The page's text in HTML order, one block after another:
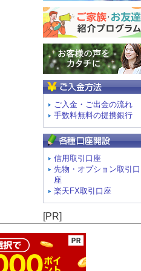
ご入金・ご出金の流れ
手数料無料の提携銀行
信用取引口座
先物・オプション取引口
座
楽天FX取引口座
[PR]